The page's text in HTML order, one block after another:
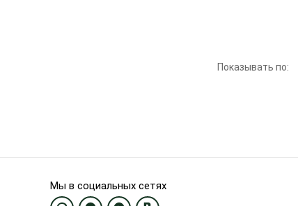
Показывать по:
Мы в социальных сетях